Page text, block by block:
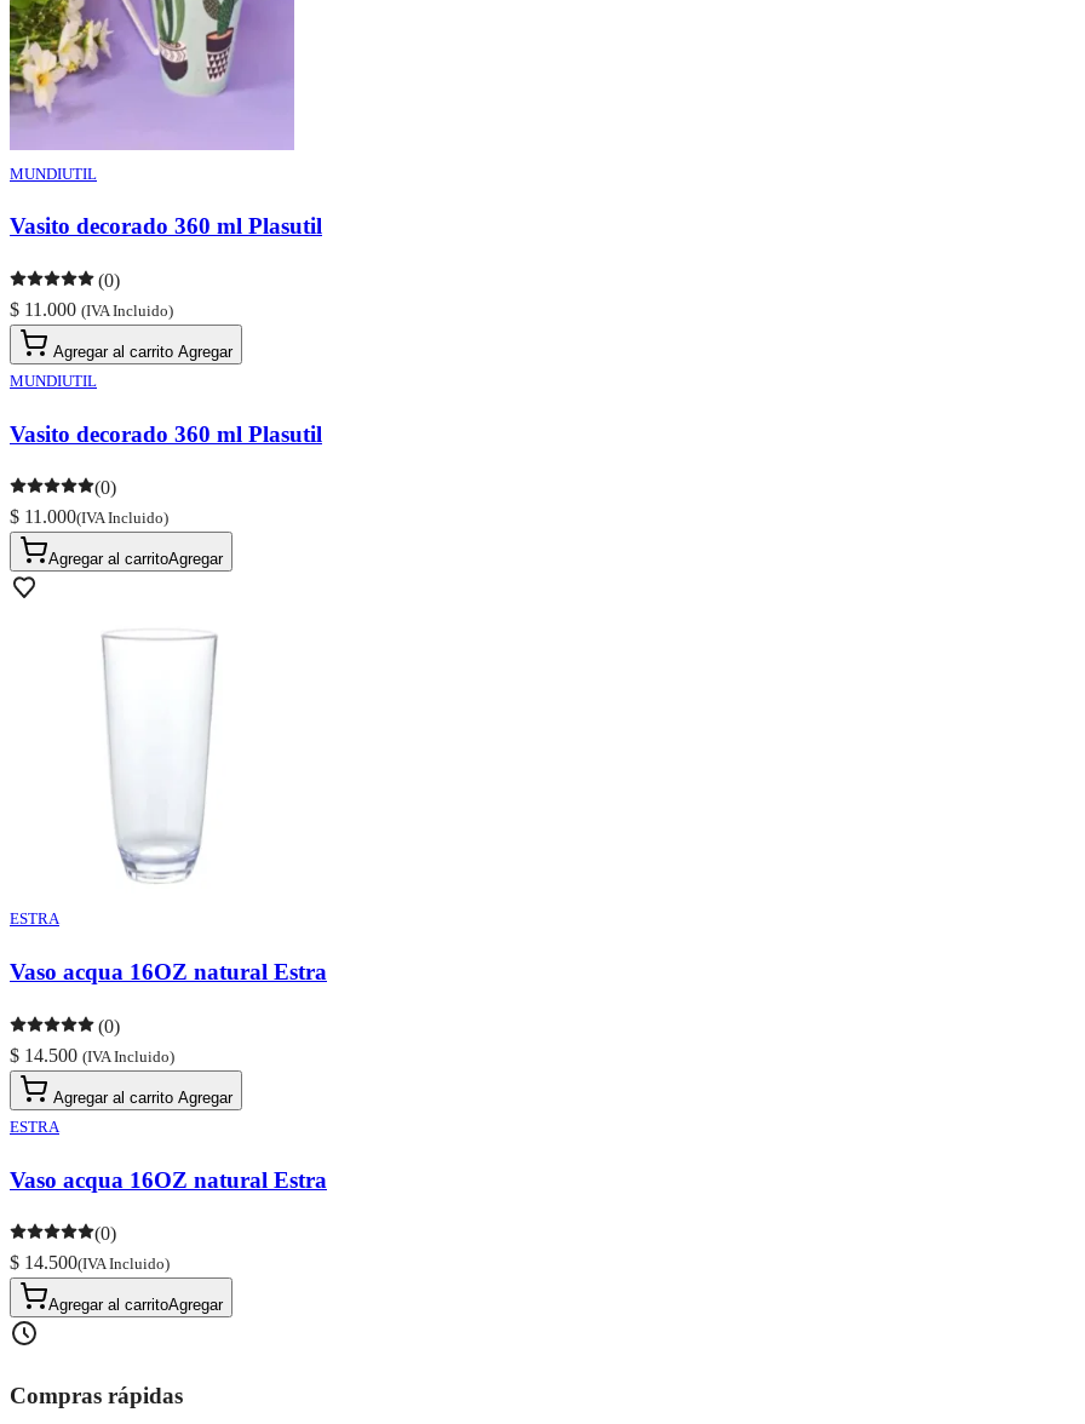
MUNDIUTIL
Vasito decorado 360 ml Plasutil
(0)
$ 11.000 (IVA Incluido)
Agregar al carrito Agregar
MUNDIUTIL
Vasito decorado 360 ml Plasutil
(0)
$ 11.000(IVA Incluido)
Agregar al carritoAgregar
ESTRA
Vaso acqua 16OZ natural Estra
(0)
$ 14.500 (IVA Incluido)
Agregar al carrito Agregar
ESTRA
Vaso acqua 16OZ natural Estra
(0)
$ 14.500(IVA Incluido)
Agregar al carritoAgregar
Compras rápidas